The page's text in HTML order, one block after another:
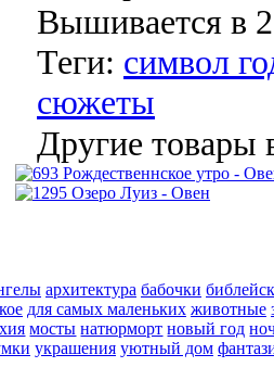
Вышивается в
Теги: символ
сюжеты
Другие товары
архитектура бабочки
для самых маленьких животные
мосты натюрморт новый год
украшения уютный дом